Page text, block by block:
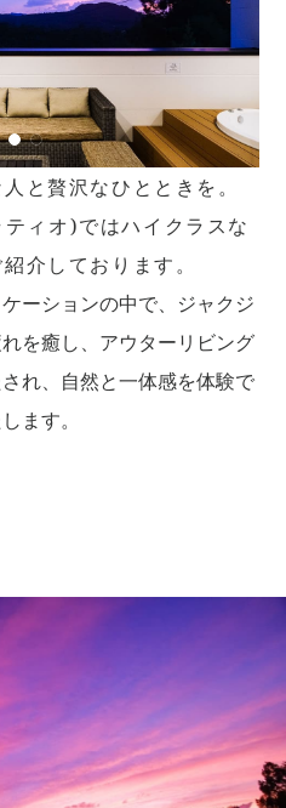
と贅沢なひとときを。
ィオ)ではハイクラスな
介しております。
ーションの中で、ジャクジ
を癒し、アウターリビング
れ、自然と一体感を体験で
ます。